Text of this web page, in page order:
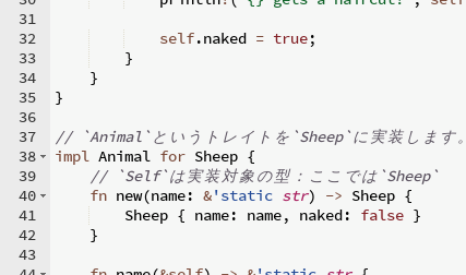
31
32
33
34
35
36
37
38
39
40
41
42
43
self.naked = true;
}
}
}
// `Animal` と い う ト レ イ ト を `Sheep`に 実装 し ま す。
impl Animal for Sheep {
// `Self`は 実装対象の型 ： こ こ では `Sheep`
fn new(name: &'static str) -> Sheep {
    Sheep
{ name: name, naked: false }
}